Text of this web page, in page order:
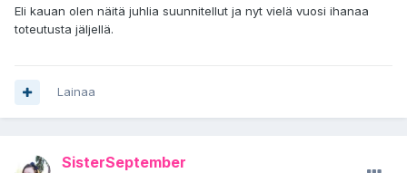
Eli kauan olen näitä juhlia suunnitellut ja nyt vielä vuosi ihanaa
toteutusta jäljellä.
Lainaa
SisterSeptember